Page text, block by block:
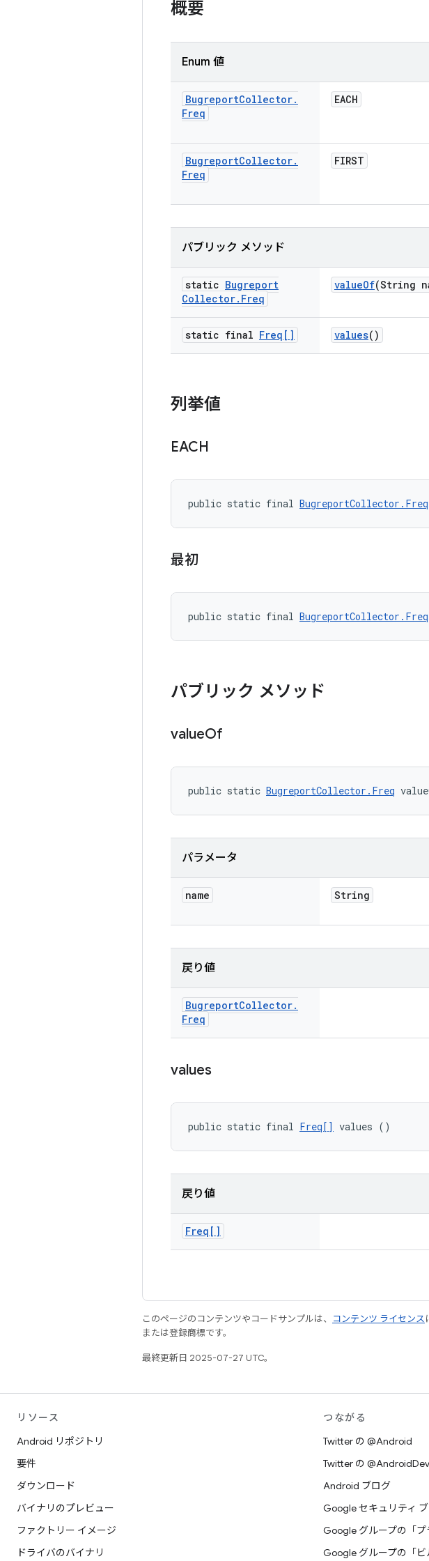
概要
Enum 値
BugreportCollector.
Freq
EACH
BugreportCollector.
Freq
FIRST
パブリック メソッド
static Bugreport
Collector. Freq
valueOf(String
static final Freq[] values()
列挙値
EACH
public static final BugreportCollector.Freq
最初
public static final BugreportCollector.Freq
パブリック メソッド
valueOf
public static BugreportCollector.Freq
パラメータ
name String
戻り値
BugreportCollector.
Freq
values
public static final Freq[] values ()
戻り値
Freq[]
このページのコンテンツやコードサンプルは、 コンテンツ ライセンス
または登録商標です。
最終更新日 2025-07-27 UTC。
リソース
Android リポジトリ
要件
ダウンロード
バイナリのプレビュー
ファクトリー イメージ
ドライバのバイナリ
つながる
Twitter の @Android
Twitter の @AndroidDev
Android ブログ
Google セキュリティ
Google グループの「
Google グループの「ビ